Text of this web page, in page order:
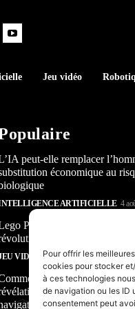
Pour offrir les
cookies pour stocker
à ces technologies
de navigation ou les ID
consentement peut
Jeu vidéo
peut-elle remplacer
économique au
ARTIFICIELLE 4
Pokémon Smart Play : 5
(sans écran) qui
VIDÉO 31 juillet 2026
l’IA réinvente la
surprenantes sur le